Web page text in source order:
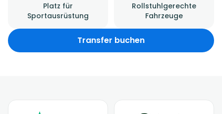
Platz für
Sportausrüstung
Rollstuhlgerechte
Fahrzeuge
Transfer buchen